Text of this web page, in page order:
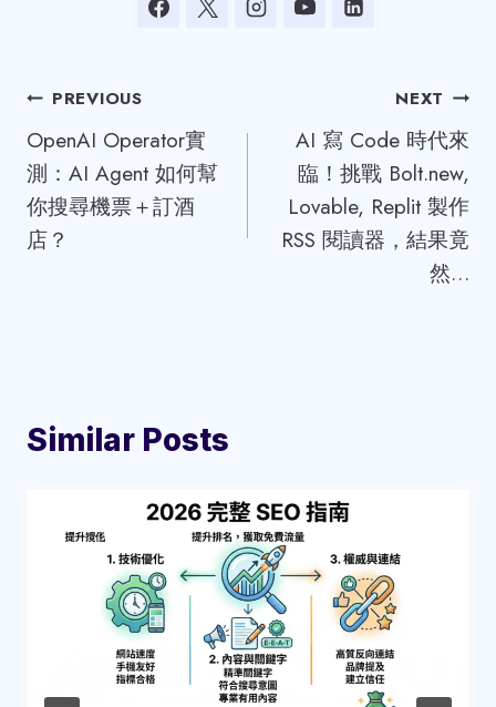
Post
navigation
PREVIOUS
OpenAI Operator實
測：AI Agent 如何幫
你搜尋機票＋訂酒
店？
NEXT
AI 寫 Code 時代來
臨！挑戰 Bolt.new,
Lovable, Replit 製作
RSS 閱讀器，結果竟
然…
Similar Posts